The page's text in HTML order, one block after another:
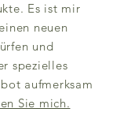
Es ist mir
neuen
und
spezielles
aufmerksam
Sie mich.